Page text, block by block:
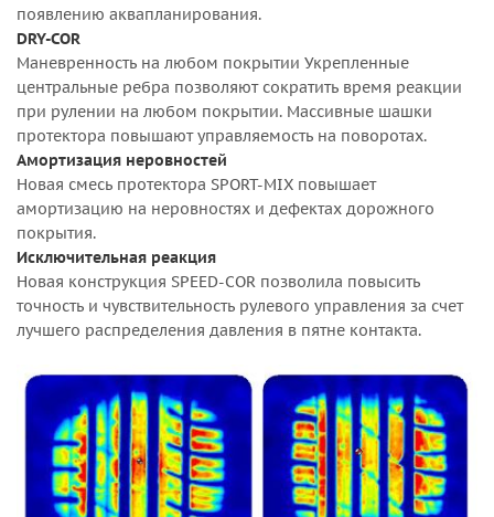
появлению аквапланирования.
DRY-COR
Маневренность на любом покрытии Укрепленные
центральные ребра позволяют сократить время реакции
при рулении на любом покрытии. Массивные шашки
протектора повышают управляемость на поворотах.
Амортизация неровностей
Новая смесь протектора SPORT-MIX повышает
амортизацию на неровностях и дефектах дорожного
покрытия.
Исключительная реакция
Новая конструкция SPEED-COR позволила повысить
точность и чувствительность рулевого управления за счет
лучшего распределения давления в пятне контакта.